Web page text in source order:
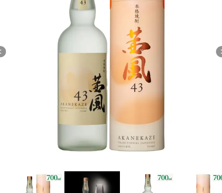
マルスウイスキー
上等梅酒
リキュール
リキュール・梅酒
その他
セット商品